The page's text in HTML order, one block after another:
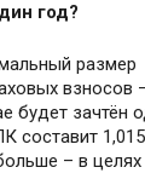
год?
размер
взносов
будет зачтён
составит
– в целях